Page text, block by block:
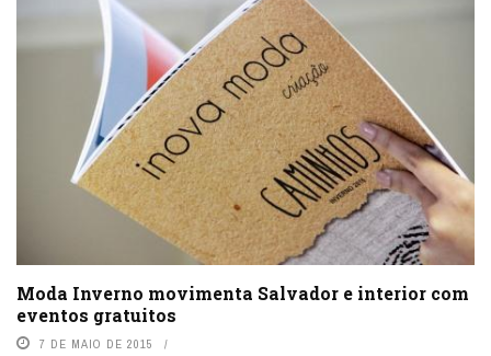
Moda Inverno movimenta Salvador e interior com
eventos gratuitos
7 DE MAIO DE 2015